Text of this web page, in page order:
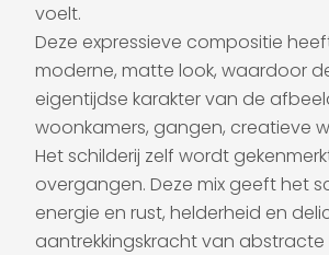
voelt.
Deze expressieve compositie
moderne, matte look, waardoor
eigentijdse karakter van de
woonkamers, gangen, creatieve
Het schilderij zelf wordt
overgangen. Deze mix geeft het
energie en rust, helderheid en
aantrekkingskracht van